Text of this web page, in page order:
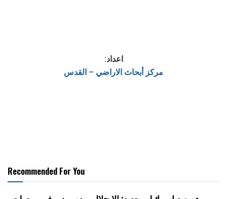
اعداد:
مركز أبحاث الاراضي – القدس
Recommended For You